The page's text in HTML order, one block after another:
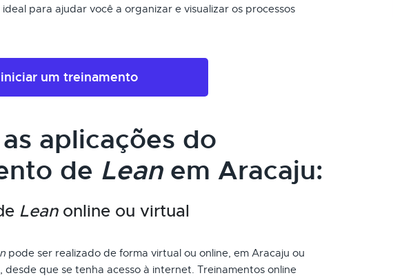
para ajudar você a organizar e visualizar os processos
um treinamento
aplicações do
de Leanem Aracaju:
Leanonline ou virtual
pode ser realizado de forma virtual ou online, em Aracaju ou
que se tenha acesso à internet. Treinamentos online